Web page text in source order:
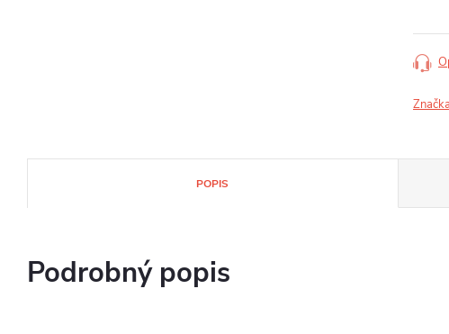
POPIS
Podrobný popis